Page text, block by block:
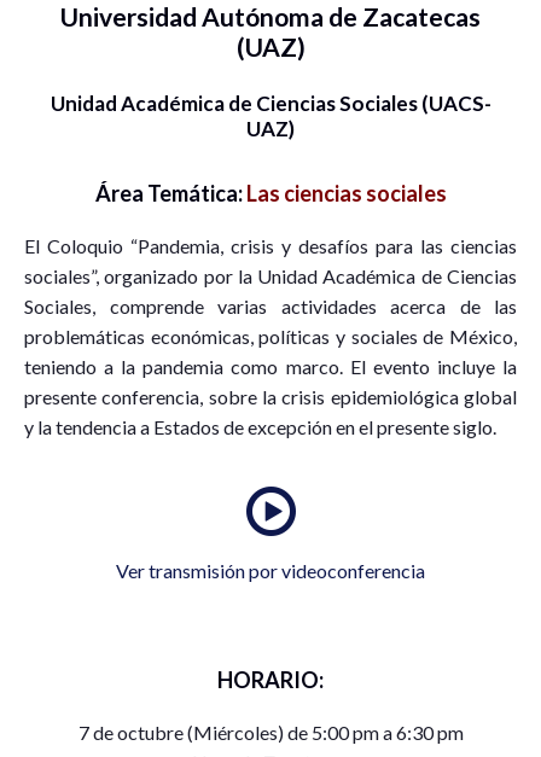
Universidad Autónoma de Zacatecas
(UAZ)
Unidad Académica de Ciencias Sociales (UACS-
UAZ)
Área Temática:Las ciencias sociales
El Coloquio “Pandemia, crisis y desafíos para las ciencias
sociales”, organizado por la Unidad Académica de Ciencias
Sociales, comprende varias actividades acerca de las
problemáticas económicas, políticas y sociales de México,
teniendo a la pandemia como marco. El evento incluye la
presente conferencia, sobre la crisis epidemiológica global
y la tendencia a Estados de excepción en el presente siglo.
Ver transmisión por videoconferencia
HORARIO:
7 de octubre (Miércoles) de 5:00 pm a 6:30 pm